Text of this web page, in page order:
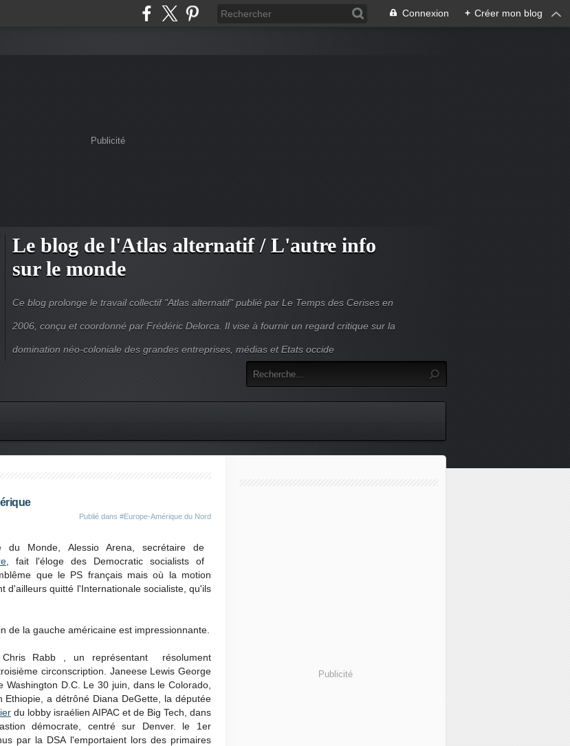
Connexion + Créer mon blog
Publicité
Le blog de l'Atlas alternatif / L'autre info
sur le monde
Ce blog prolonge le travail collectif "Atlas alternatif" publié par Le Temps des Cerises en
2006, conçu et coordonné par Frédéric Delorca. Il vise à fournir un regard critique sur la
domination néo-coloniale des grandes entreprises, médias et Etats occide
Publié dans #Europe-Amérique du Nord
Monde, Alessio Arena, secrétaire de
, fait l'éloge des Democratic socialists of
que le PS français mais où la motion
d'ailleurs quitté l'Internationale socialiste, qu'ils
de la gauche américaine est impressionnante.
Rabb , un représentant résolument
circonscription. Janeese Lewis George
D.C. Le 30 juin, dans le Colorado,
a détrôné Diana DeGette, la députée
du lobby israélien AIPAC et de Big Tech, dans
démocrate, centré sur Denver. le 1er
par la DSA l'emportaient lors des primaires
Publicité